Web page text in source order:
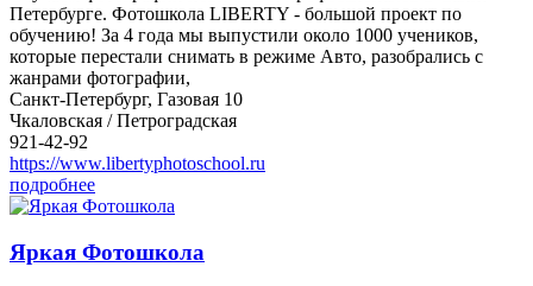
Петербурге. Фотошкола LIBERTY - большой проект по
обучению! За 4 года мы выпустили около 1000 учеников,
которые перестали снимать в режиме Авто, разобрались с
жанрами фотографии,
Санкт-Петербург, Газовая 10
Чкаловская / Петроградская
921-42-92
https://www.libertyphotoschool.ru
подробнее
Яркая Фотошкола